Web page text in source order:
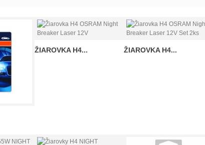
ŽIAROVKA H4... ŽIAROVKA H4...